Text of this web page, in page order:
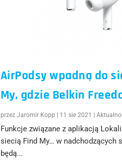
AirPodsy wpadną do
My, gdzie Belkin
przez Jaromir Kopp 11 sie 2021
Funkcje związane z aplikacją
siecią Find My… w nadchodzących
będą...